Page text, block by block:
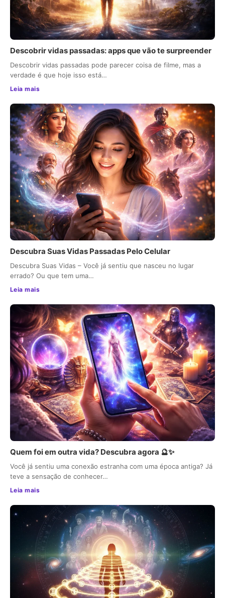
Descobrir vidas passadas: apps que vão te surpreender
Descobrir vidas passadas pode parecer coisa de filme, mas a
verdade é que hoje isso está…
Leia mais
Descubra Suas Vidas Passadas Pelo Celular
Descubra Suas Vidas – Você já sentiu que nasceu no lugar
errado? Ou que tem uma…
Leia mais
Quem foi em outra vida? Descubra agora 🔮✨
Você já sentiu uma conexão estranha com uma época antiga? Já
teve a sensação de conhecer…
Leia mais